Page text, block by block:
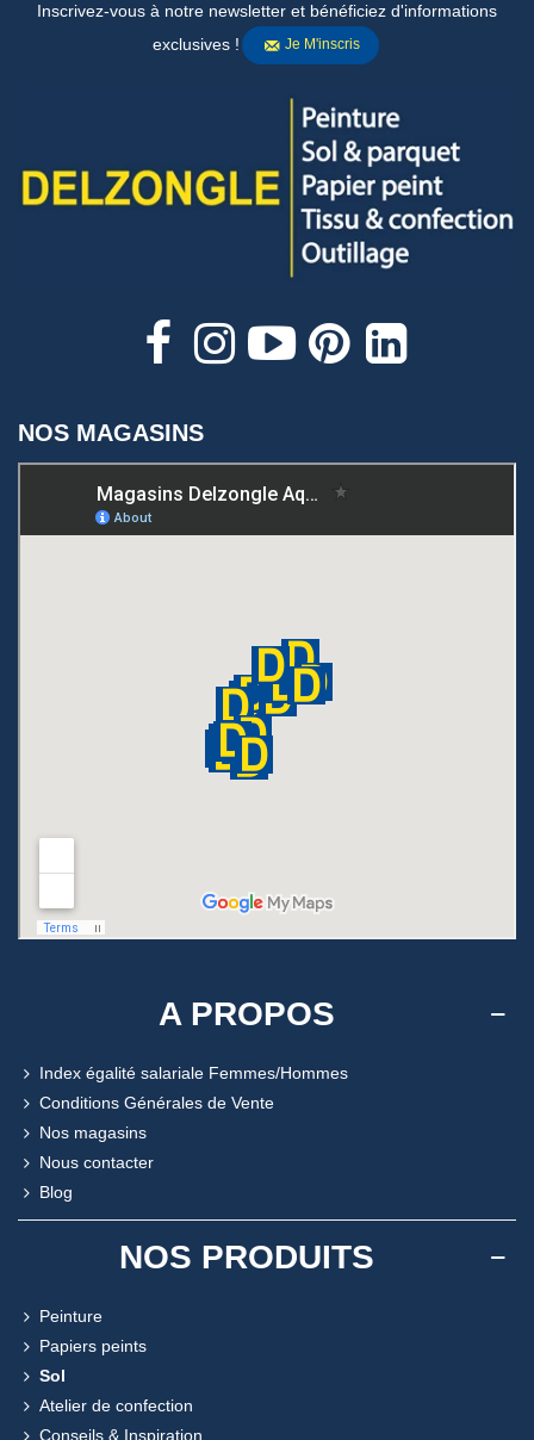
Inscrivez-vous à notre newsletter et bénéficiez d'informations
exclusives !
Je M'inscris
NOS MAGASINS
A PROPOS
Index égalité salariale Femmes/Hommes
Conditions Générales de Vente
Nos magasins
Nous contacter
Blog
NOS PRODUITS
Peinture
Papiers peints
Sol
Atelier de confection
Conseils & Inspiration